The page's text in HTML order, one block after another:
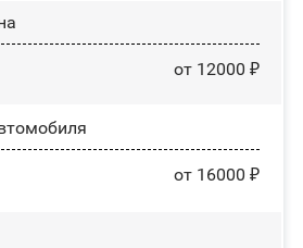
от 12000 ₽
от 16000 ₽